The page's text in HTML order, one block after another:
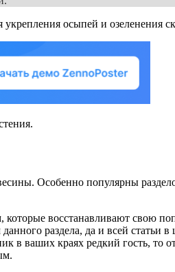
осыпей и озеленения
Особенно популярны
восстанавливают свою
раздела, да и всей статьи
ваших краях редкий гость, то